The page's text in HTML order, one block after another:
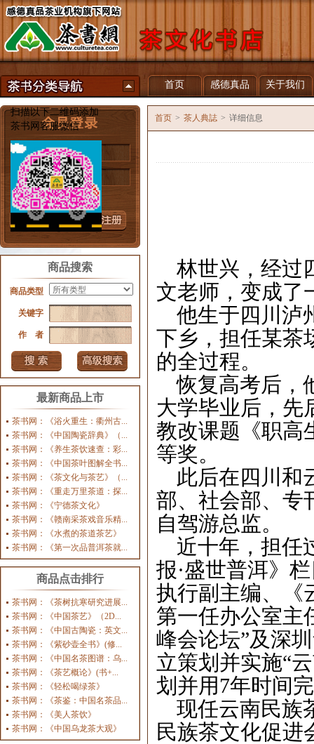
首页 感德真品 关于我们
用户名
密 码
忘记密码？
商品搜索
商品类型
关键字
作 者
最新商品上市
茶书网：《浴火重生：衢州古...
茶书网：《中国陶瓷辞典》（...
茶书网：《养生茶饮速查：彩...
茶书网：《中国茶叶图解全书...
茶书网：《茶文化与茶艺》（...
茶书网：《重走万里茶道：探...
茶书网：《宁德茶文化》
茶书网：《赣南采茶戏音乐精...
茶书网：《水煮的茶道茶艺》
茶书网：《第一次品普洱茶就...
商品点击排行
茶书网：《茶树抗寒研究进展...
茶书网：《中国茶艺》（2D...
茶书网：《中国古陶瓷：英文...
茶书网：《紫砂壶全书》(修...
茶书网：《中国名茶图谱：乌...
茶书网：《茶艺概论》(书+...
茶书网：《轻松喝绿茶》
茶书网：《茶鉴：中国名茶品...
茶书网：《美人茶饮》
茶书网：《中国乌龙茶大观》
首页 > 茶人典誌 > 详细信息
林世兴，经过
文老师，变成了
他生于四川泸
下乡，担任某茶
的全过程。
恢复高考后，
大学毕业后，先
教改课题《职高
等奖。
此后在四川和
部、社会部、专
自驾游总监。
近十年，担任
报·盛世普洱》
执行副主编、《
第一任办公室主
峰会论坛”及深
立策划并实施“
划并用 7年时间
现任云南民族
民族茶文化促进
扫描以下二维码添加
茶书网客服微信